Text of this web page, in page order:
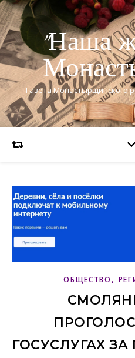
"Наша
Газета Монастырщинского
ОБЩЕСТВО ,
ГОСУСЛУГАХ